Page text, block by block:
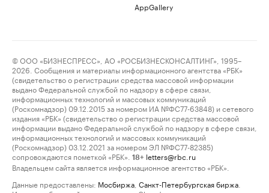
AppGallery
© ООО «БИЗНЕСПРЕСС», АО «РОСБИЗНЕСКОНСАЛТИНГ», 1995–
2026. Сообщения и материалы информационного агентства «РБК»
(свидетельство о регистрации средства массовой информации
выдано Федеральной службой по надзору в сфере связи,
информационных технологий и массовых коммуникаций
(Роскомнадзор) 09.12.2015 за номером ИА №ФС77-63848) и сетевого
издания «РБК» (свидетельство о регистрации средства массовой
информации выдано Федеральной службой по надзору в сфере связи,
информационных технологий и массовых коммуникаций
(Роскомнадзор) 03.12.2021 за номером ЭЛ №ФС77-82385)
сопровождаются пометкой «РБК».
18+ letters@rbc.ru
Владельцем сайта является информационное агентство «РБК».
Данные предоставлены: Мосбиржа Санкт-Петербургская биржа